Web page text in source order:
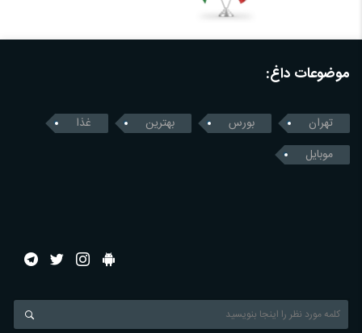
موضوعات داغ:
تهران بورس بهترین
غذا
موبایل